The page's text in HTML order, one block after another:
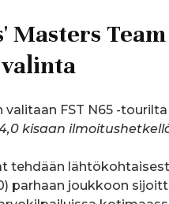
Masters
valinta
valitaan FST N65 -tourilta
kisaan
tehdään
parhaan joukkoon